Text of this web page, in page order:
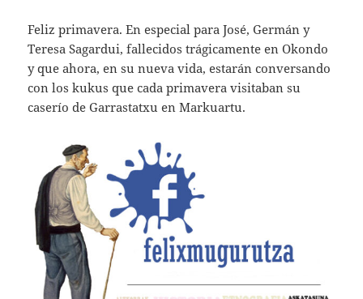
Feliz primavera. En especial para José, Germán y
Teresa Sagardui, fallecidos trágicamente en Okondo
y que ahora, en su nueva vida, estarán conversando
con los kukus que cada primavera visitaban su
caserío de Garrastatxu en Markuartu.